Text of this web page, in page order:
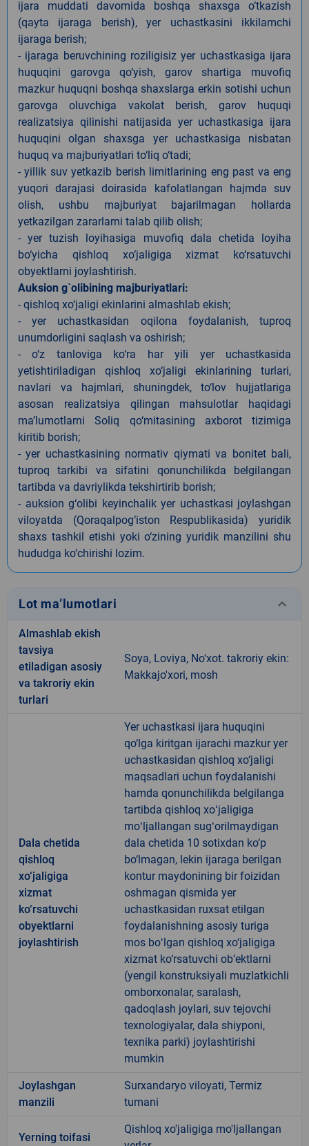
ijara muddati davomida boshqa shaxsga o‘tkazish
(qayta ijaraga berish), yer uchastkasini ikkilamchi
ijaraga berish;
- ijaraga beruvchining roziligisiz yer uchastkasiga ijara
huquqini garovga qo‘yish, garov shartiga muvofiq
mazkur huquqni boshqa shaxslarga erkin sotishi uchun
garovga oluvchiga vakolat berish, garov huquqi
realizatsiya qilinishi natijasida yer uchastkasiga ijara
huquqini olgan shaxsga yer uchastkasiga nisbatan
huquq va majburiyatlari to‘liq o‘tadi;
- yillik suv yetkazib berish limitlarining eng past va eng
yuqori darajasi doirasida kafolatlangan hajmda suv
olish, ushbu majburiyat bajarilmagan hollarda
yetkazilgan zararlarni talab qilib olish;
- yer tuzish loyihasiga muvofiq dala chetida loyiha
bo‘yicha qishloq xo‘jaligiga xizmat ko‘rsatuvchi
obyektlarni joylashtirish.
Auksion g`olibining majburiyatlari:
- qishloq xo‘jaligi ekinlarini almashlab ekish;
- yer uchastkasidan oqilona foydalanish, tuproq
unumdorligini saqlash va oshirish;
- o‘z tanloviga ko‘ra har yili yer uchastkasida
yetishtiriladigan qishloq xo‘jaligi ekinlarining turlari,
navlari va hajmlari, shuningdek, to‘lov hujjatlariga
asosan realizatsiya qilingan mahsulotlar haqidagi
ma’lumotlarni Soliq qo‘mitasining axborot tizimiga
kiritib borish;
- yer uchastkasining normativ qiymati va bonitet bali,
tuproq tarkibi va sifatini qonunchilikda belgilangan
tartibda va davriylikda tekshirtirib borish;
- auksion g‘olibi keyinchalik yer uchastkasi joylashgan
viloyatda (Qoraqalpog‘iston Respublikasida) yuridik
shaxs tashkil etishi yoki o‘zining yuridik manzilini shu
hududga ko‘chirishi lozim.
Lot ma’lumotlari keyboard_arrow_down
Almashlab ekish
tavsiya
etiladigan asosiy
va takroriy ekin
turlari
Soya, Loviya, No'xot. takroriy ekin:
Makkajo'xori, mosh
Dala chetida
qishloq
xo‘jaligiga
xizmat
ko‘rsatuvchi
obyektlarni
joylashtirish
Yer uchastkasi ijara huquqini
qo‘lga kiritgan ijarachi mazkur yer
uchastkasidan qishloq xo‘jaligi
maqsadlari uchun foydalanishi
hamda qonunchilikda belgilanga
tartibda qishloq xoʻjaligiga
moʻljallangan sugʻorilmaydigan
dala chetida 10 sotixdan ko‘p
bo‘lmagan, lekin ijaraga berilgan
kontur maydonining bir foizidan
oshmagan qismida yer
uchastkasidan ruxsat etilgan
foydalanishning asosiy turiga
mos boʻlgan qishloq xo‘jaligiga
xizmat ko‘rsatuvchi ob’ektlarni
(yengil konstruksiyali muzlatkichli
omborxonalar, saralash,
qadoqlash joylari, suv tejovchi
texnologiyalar, dala shiyponi,
texnika parki) joylashtirishi
mumkin
Joylashgan
manzili
Surxandaryo viloyati, Termiz
tumani
Yerning toifasi
Qishloq xo'jaligiga mo'ljallangan